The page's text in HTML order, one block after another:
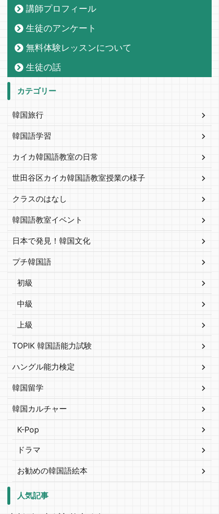
講師プロフィール
生徒のアンケート
無料体験レッスンについて
生徒の話
カテゴリー
韓国旅行
韓国語学習
カイカ韓国語教室の日常
世田谷区カイカ韓国語教室授業の様子
クラスのはなし
韓国語教室イベント
日本で発見！韓国文化
プチ韓国語
初級
中級
上級
TOPIK 韓国語能力試験
ハングル能力検定
韓国留学
韓国カルチャー
K-Pop
ドラマ
お勧めの韓国語絵本
人気記事